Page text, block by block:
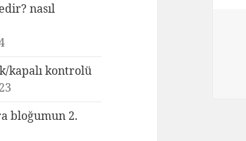
nasıl
kapalı kontrolü
bloğumun 2.